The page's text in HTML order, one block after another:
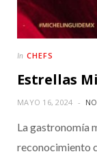
In CHEFS
Estrellas
MAYO 16, 2024
La gastronomía
reconocimiento